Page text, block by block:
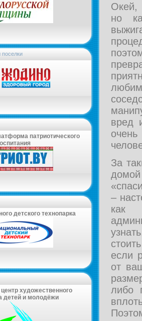
поселки
патриотического
детского технопарка
художественного
детей и молодёжи
Окей,
но
вред
За
–
как
если
от
либо